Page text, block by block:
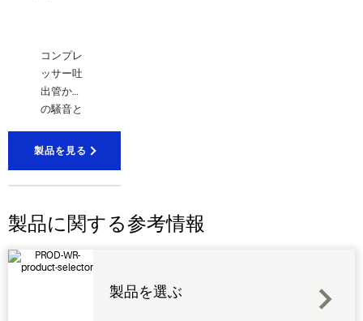
コンプレ
ッサー吐
出管から
の騒音と
減するた
動対策用
マ フラー
です。
製品を見る
製品に関する参考情報
製品を選ぶ